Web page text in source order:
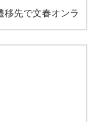
移先で文春オンラ